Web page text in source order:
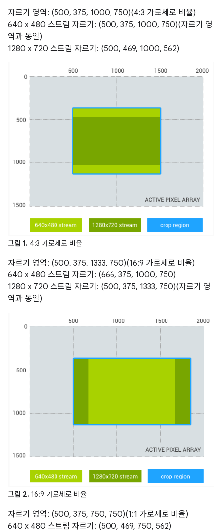
자르기 영역: (500, 375, 1000, 750)(4:3 가로세로 비율)
640 x 480 스트림 자르기: (500, 375, 1000, 750)(자르기 영
역과 동일)
1280 x 720 스트림 자르기: (500, 469, 1000, 562)
그림 1. 4:3 가로세로 비율
자르기 영역: (500, 375, 1333, 750)(16:9 가로세로 비율)
640 x 480 스트림 자르기: (666, 375, 1000, 750)
1280 x 720 스트림 자르기: (500, 375, 1333, 750)(자르기 영
역과 동일)
그림 2. 16:9 가로세로 비율
자르기 영역: (500, 375, 750, 750)(1:1 가로세로 비율)
640 x 480 스트림 자르기: (500, 469, 750, 562)